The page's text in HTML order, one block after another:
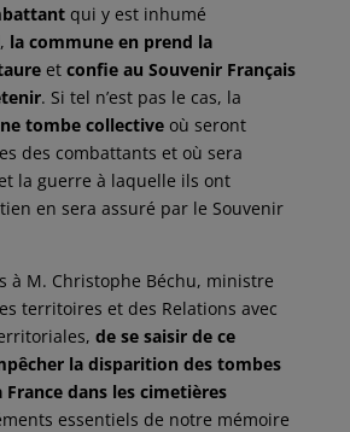
qui y est inhumé
, la commune en prend la
et confie au Souvenir Français
. Si tel n’est pas le cas, la
tombe collectiveoù seront
des combattants et où sera
la guerre à laquelle ils ont
en sera assuré par le Souvenir
à M. Christophe Béchu, ministre
territoires et des Relations avec
de se saisir de ce
la disparition des tombes
dans les cimetières
essentiels de notre mémoire